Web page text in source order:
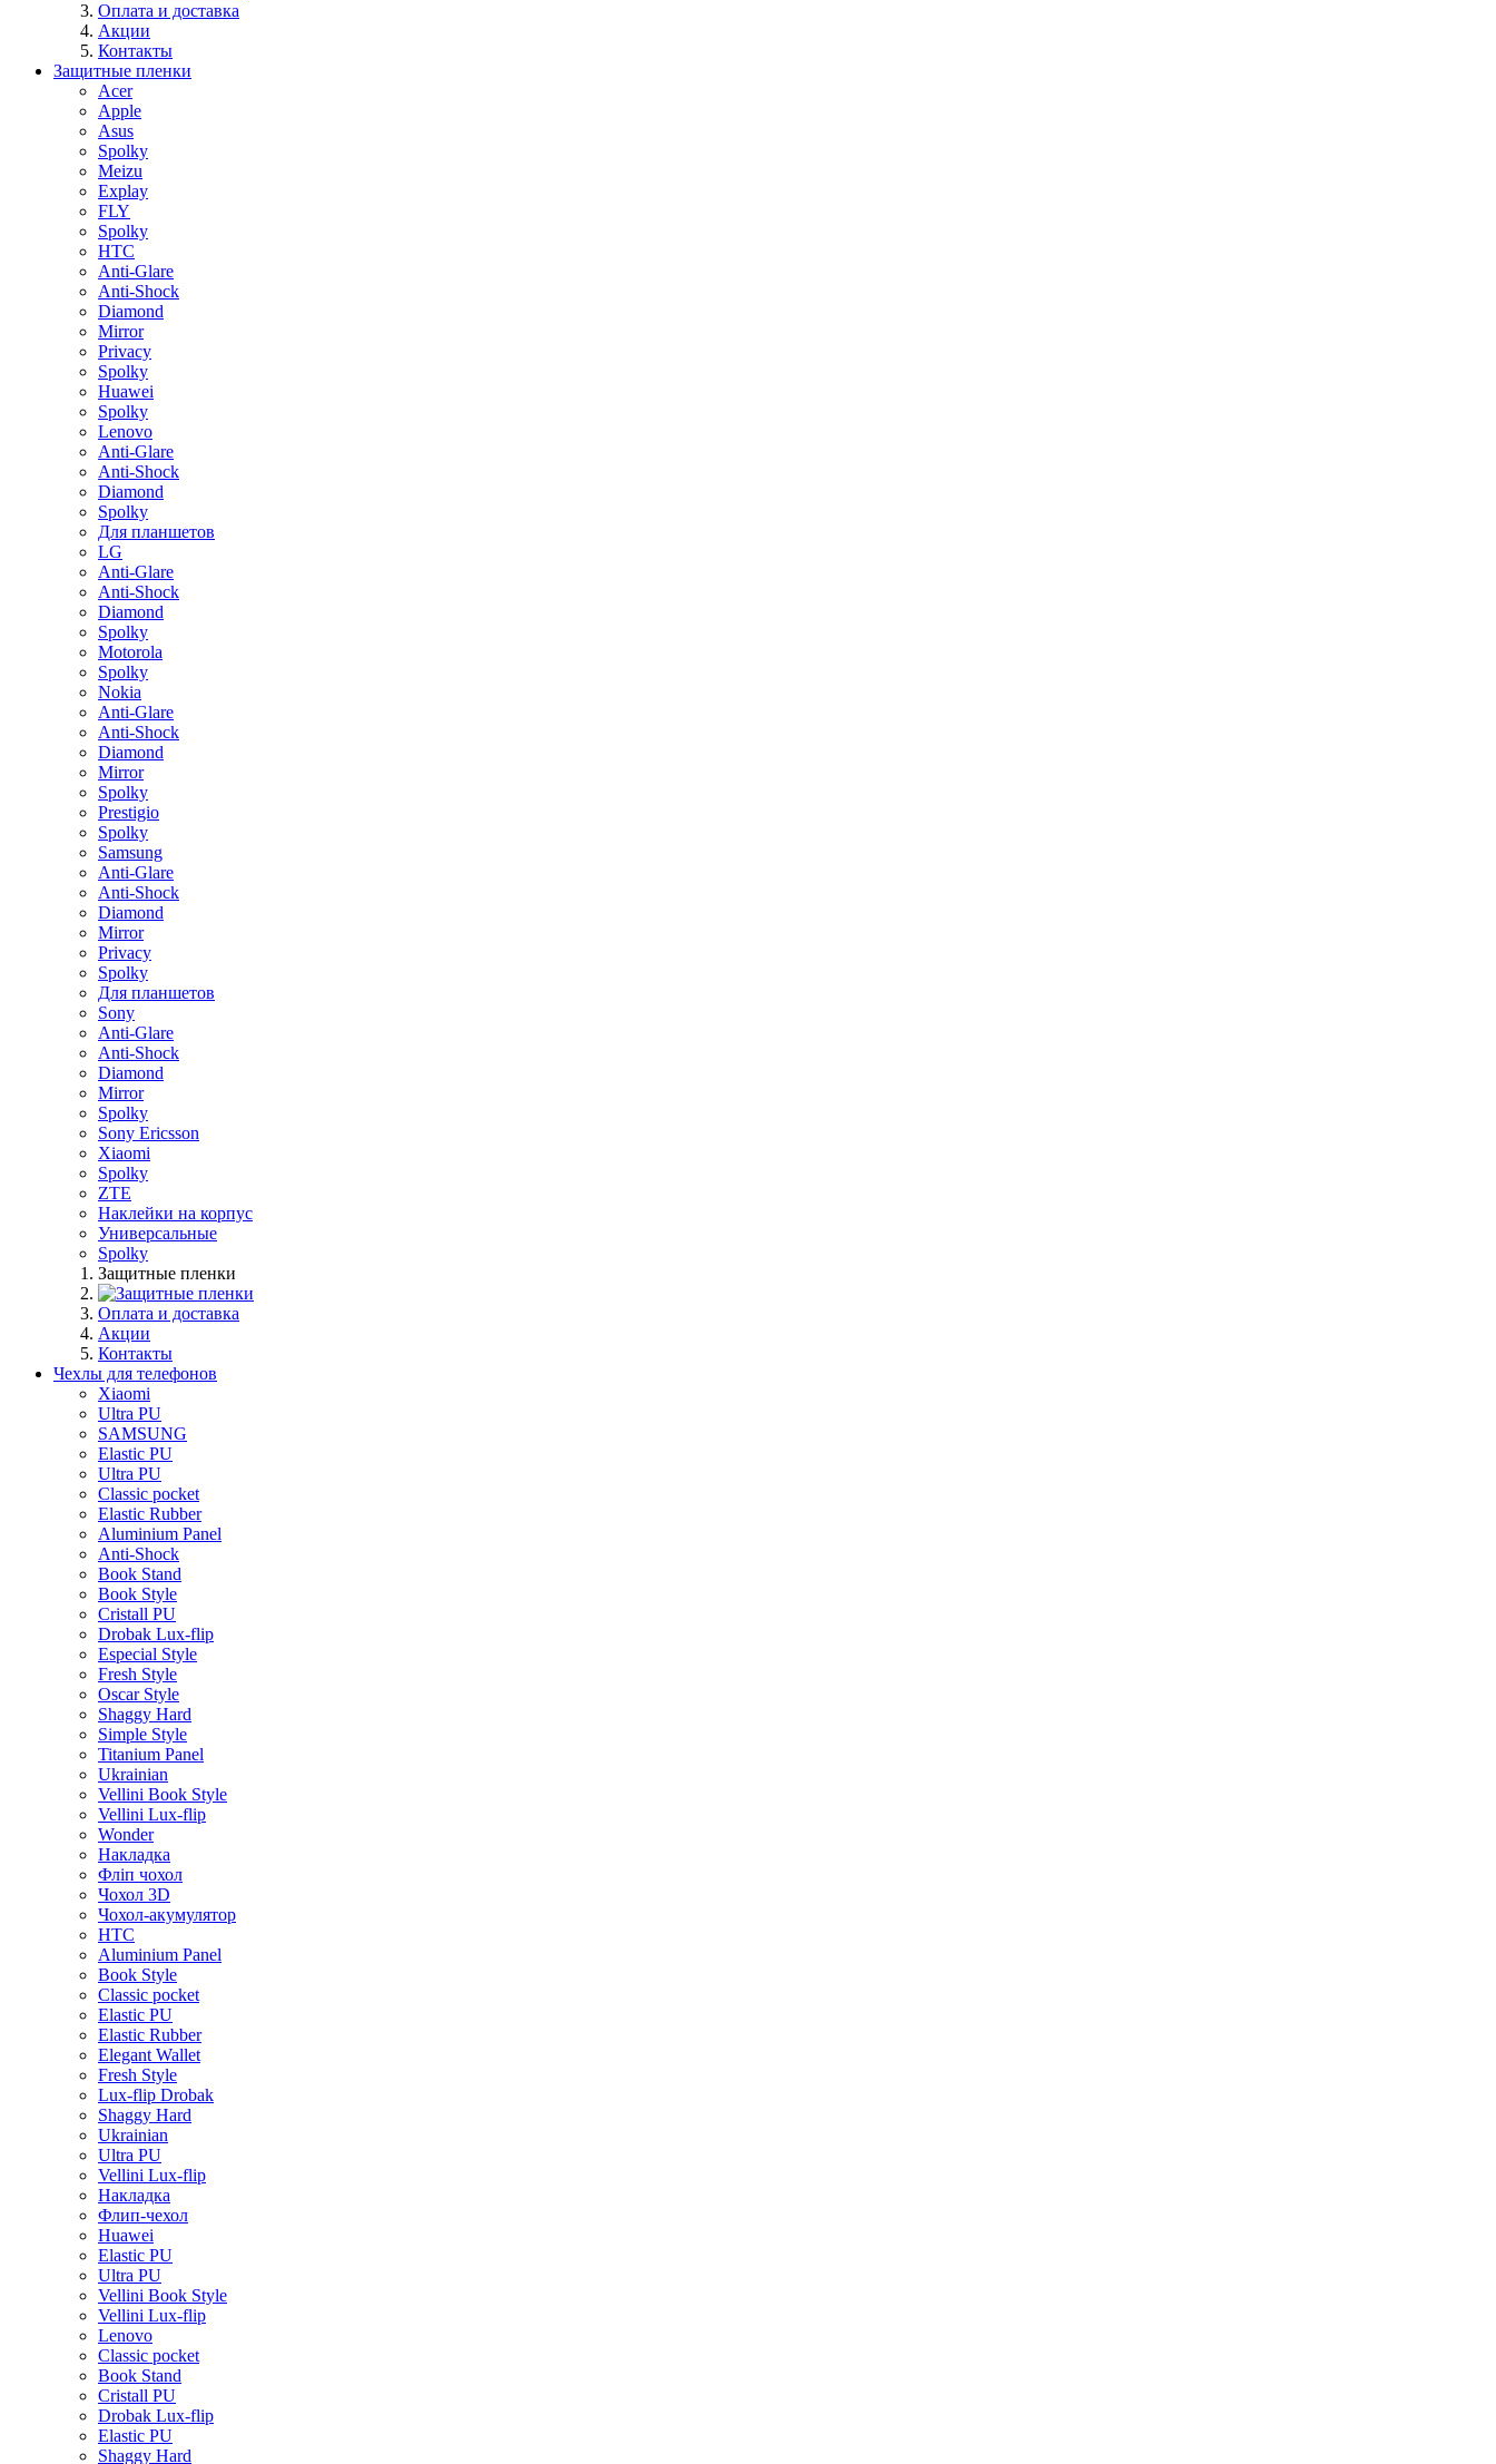
Оплата и доставка
Акции
Контакты
Защитные пленки
Acer
Apple
Asus
Spolky
Meizu
Explay
FLY
Spolky
HTC
Anti-Glare
Anti-Shock
Diamond
Mirror
Privacy
Spolky
Huawei
Spolky
Lenovo
Anti-Glare
Anti-Shock
Diamond
Spolky
Для планшетов
LG
Anti-Glare
Anti-Shock
Diamond
Spolky
Motorola
Spolky
Nokia
Anti-Glare
Anti-Shock
Diamond
Mirror
Spolky
Prestigio
Spolky
Samsung
Anti-Glare
Anti-Shock
Diamond
Mirror
Privacy
Spolky
Для планшетов
Sony
Anti-Glare
Anti-Shock
Diamond
Mirror
Spolky
Sony Ericsson
Xiaomi
Spolky
ZTE
Наклейки на корпус
Универсальные
Spolky
Защитные пленки
Оплата и доставка
Акции
Контакты
Чехлы для телефонов
Xiaomi
Ultra PU
SAMSUNG
Elastic PU
Ultra PU
Classic pocket
Elastic Rubber
Aluminium Panel
Anti-Shock
Book Stand
Book Style
Cristall PU
Drobak Lux-flip
Especial Style
Fresh Style
Oscar Style
Shaggy Hard
Simple Style
Titanium Panel
Ukrainian
Vellini Book Style
Vellini Lux-flip
Wonder
Накладка
Фліп чохол
Чохол 3D
Чохол-акумулятор
HTC
Aluminium Panel
Book Style
Classic pocket
Elastic PU
Elastic Rubber
Elegant Wallet
Fresh Style
Lux-flip Drobak
Shaggy Hard
Ukrainian
Ultra PU
Vellini Lux-flip
Накладка
Флип-чехол
Huawei
Elastic PU
Ultra PU
Vellini Book Style
Vellini Lux-flip
Lenovo
Classic pocket
Book Stand
Cristall PU
Drobak Lux-flip
Elastic PU
Shaggy Hard